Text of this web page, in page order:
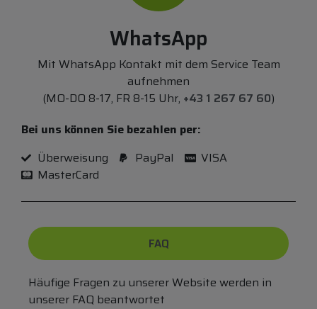
WhatsApp
Mit WhatsApp Kontakt mit dem Service Team
aufnehmen
(MO-DO 8-17, FR 8-15 Uhr, +43 1 267 67 60)
Bei uns können Sie bezahlen per:
Überweisung
PayPal
VISA
MasterCard
FAQ
Häufige Fragen zu unserer Website werden in
unserer FAQ beantwortet